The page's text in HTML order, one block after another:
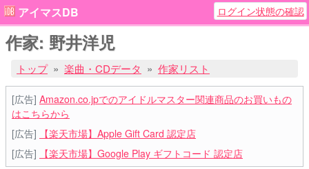
アイマスDB ログイン状態の確認
作家: 野井洋児
トップ 楽曲・CDデータ 作家リスト
[広告] Amazon.co.jpでのアイドルマスター関連商品のお買いもの
はこちらから
[広告]
【楽天市場】Apple Gift Card 認定店
[広告]
【楽天市場】Google Play ギフトコード 認定店